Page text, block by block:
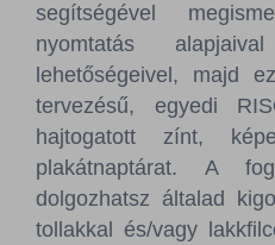
segítségével
nyomtatás
lehetőségeivel, majd
tervezésű, egyedi
hajtogatott zínt,
plakátnaptárat. A
dolgozhatsz általad
tollakkal és/vagy